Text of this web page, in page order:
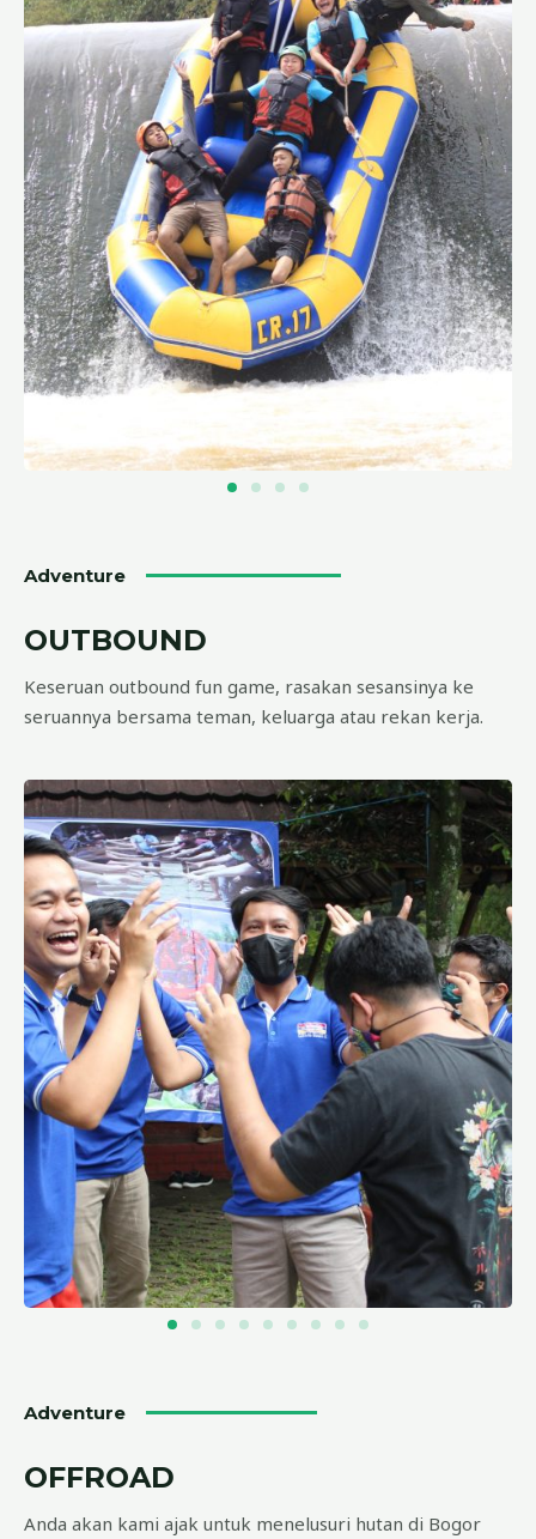
Adventure
OUTBOUND
Keseruan outbound fun game, rasakan sesansinya ke
seruannya bersama teman, keluarga atau rekan kerja.
Adventure
OFFROAD
Anda akan kami ajak untuk menelusuri hutan di Bogor